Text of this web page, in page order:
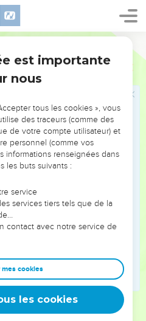
premiers-nés inscrits dans le
de Dieu qui est le juge de
à la perfection,
d'une alliance nouvelle, et
meilleur message que celui
pas d’écouter celui qui parle.
celui qui les avertissait
Combien moins
détournons de celui qui
encore je fais trembler non
le ciel.
bien que les choses
peuvent être ébranlées
qui sont inébranlables
recevons un royaume
à la grâce qui nous permet de
est importante
nous
tous les cookies », vous
des traceurs (comme des
de votre compte utilisateur) et
personnel (comme vos
informations renseignées dans
les buts suivants :
service
services tiers tels que de la
contact avec notre service de
mes cookies
les cookies